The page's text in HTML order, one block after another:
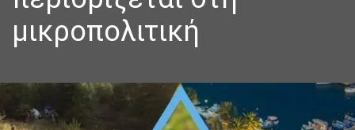
μικροπολιτική